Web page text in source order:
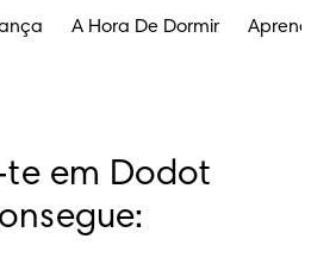
A Hora De Dormir
te em Dodot